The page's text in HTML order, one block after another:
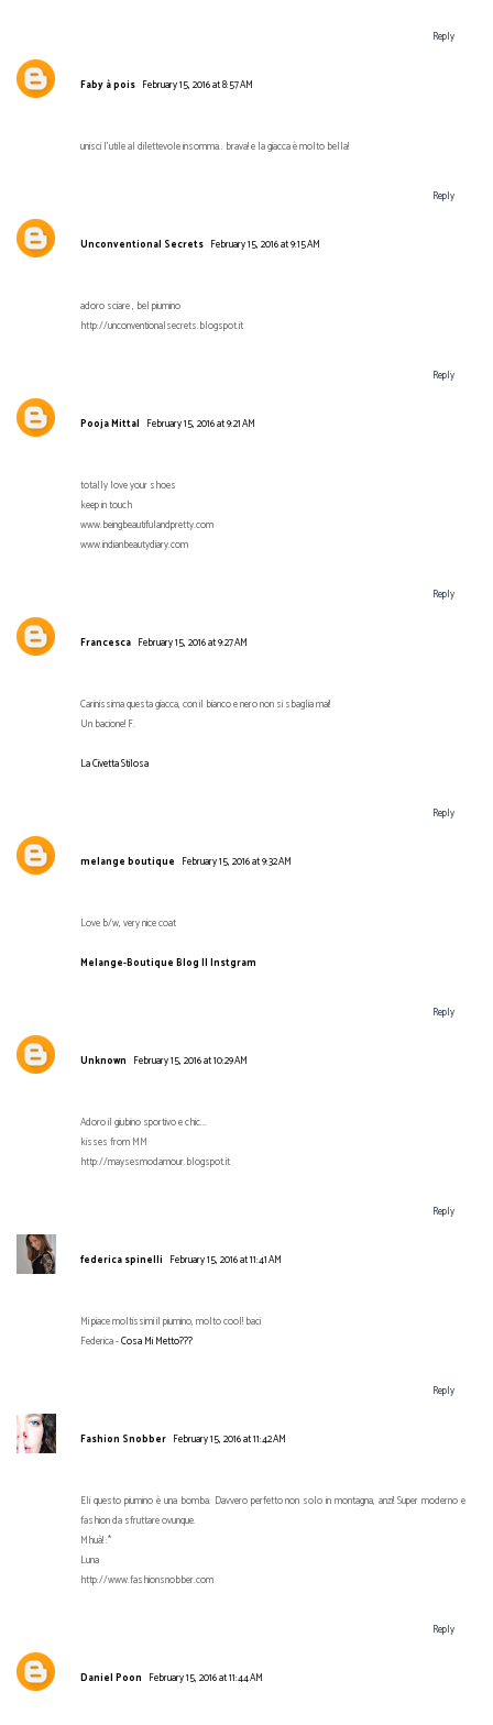
Reply
Faby à pois February 15, 2016 at 8:57 AM
unisci l'utile al dilettevole insomma.. brava! e la giacca è molto bella!
Reply
Unconventional Secrets February 15, 2016 at 9:15 AM
adoro sciare , bel piumino
http://unconventionalsecrets.blogspot.it
Reply
Pooja Mittal February 15, 2016 at 9:21 AM
totally love your shoes
keep in touch
www.beingbeautifulandpretty.com
www.indianbeautydiary.com
Reply
Francesca February 15, 2016 at 9:27 AM
Carinissima questa giacca, con il bianco e nero non si sbaglia mai!
Un bacione! F.
La Civetta Stilosa
Reply
melange boutique February 15, 2016 at 9:32 AM
Love b/w, very nice coat
Melange-Boutique Blog || Instgram
Reply
Unknown February 15, 2016 at 10:29 AM
Adoro il giubino sportivo e chic...
kisses from MM
http://maysesmodamour.blogspot.it
Reply
federica spinelli February 15, 2016 at 11:41 AM
Mi piace moltissimi il piumino, molto cool! baci
Federica -Cosa Mi Metto???
Reply
Fashion Snobber February 15, 2016 at 11:42 AM
Eli questo piumino è una bomba. Davvero perfetto non solo in montagna, anzi! Super moderno e
fashion da sfruttare ovunque.
Mhuà! :*
Luna
http://www.fashionsnobber.com
Reply
Daniel Poon February 15, 2016 at 11:44 AM